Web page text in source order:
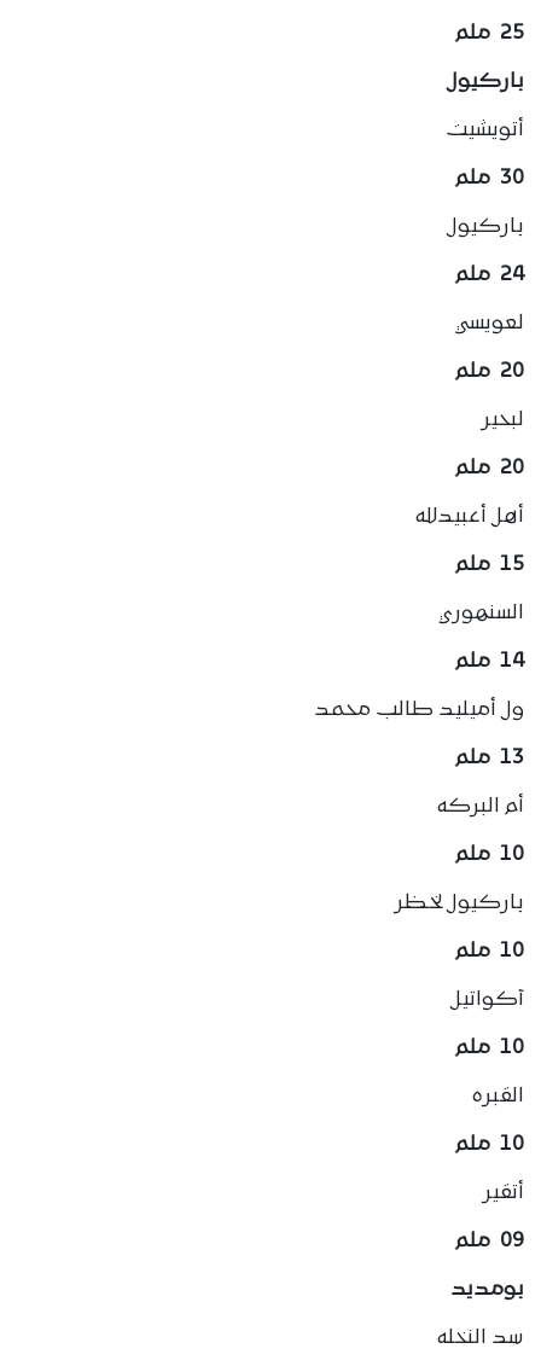
25 ملم
باركيول
أتويشيت
30 ملم
باركيول
24 ملم
لعويسي
20 ملم
لبحير
20 ملم
أهل أعبيدلله
15 ملم
السنهوري
14 ملم
ول أميليد طالب محمد
13 ملم
أم البركه
10 ملم
باركيول لخظر
10 ملم
آكواتيل
10 ملم
القبره
10 ملم
أتقير
09 ملم
بومديد
سد النخله